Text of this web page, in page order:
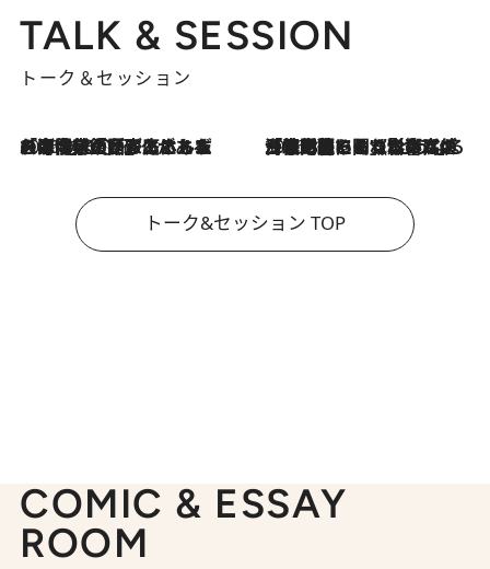
TALK & SESSION
トーク＆セッション
2026.8.3
「今後値上げがあるとすれば…」「リスクがあるのは今年の冬」エネルギー専門家が語る、ホルムズ海峡封鎖が家庭にもたらす“ある心配” 2026.8.3
「住宅建てられない…」「サーチャージ料の高値が続いている」ホルムズ海峡封鎖による影響はいつまで続く？《エネルギー専門家に聞く“どうなる日本の暮らし”》
トーク&セッション TOP
COMIC & ESSAY
ROOM